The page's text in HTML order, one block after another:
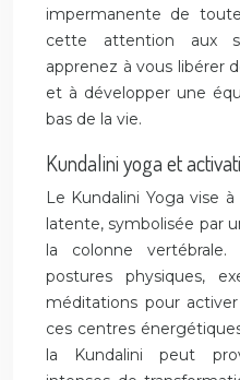
impermanente de
cette attention aux
apprenez à vous libérer
et à développer une
bas de la vie.
Kundalini yoga et
Le Kundalini Yoga vise
latente, symbolisée par
la colonne
postures physiques,
méditations pour
ces centres
la Kundalini peut